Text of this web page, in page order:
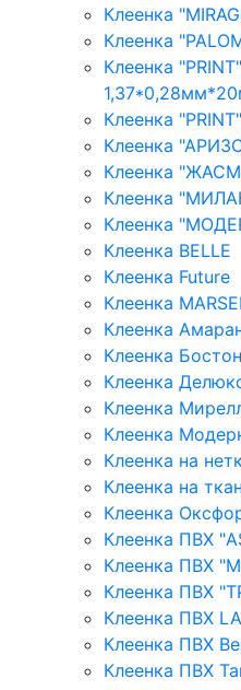
Клеенка
Клеенка
Клеенка
Клеенка
Клеенка
Клеенка
Клеенка
Клеенка
Клеенка BELLE
Клеенка Future
Клеенка
Клеенка
Клеенка Бостон
Клеенка
Клеенка
Клеенка
Клеенка на
Клеенка на
Клеенка
Клеенка ПВХ
Клеенка ПВХ
Клеенка ПВХ
Клеенка ПВХ
Клеенка ПВХ
Клеенка ПВХ